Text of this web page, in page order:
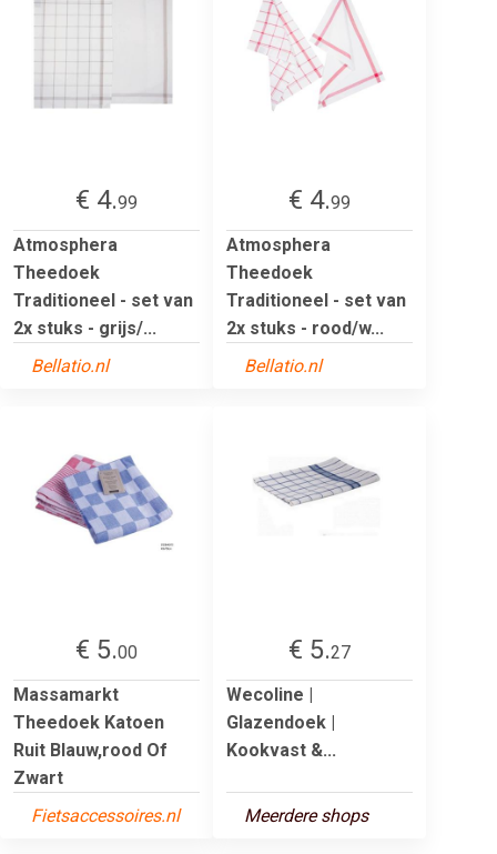
€ 4.99
Atmosphera
Theedoek
Traditioneel - set van
2x stuks - grijs/...
Bellatio.nl
€ 4.99
Atmosphera
Theedoek
Traditioneel - set van
2x stuks - rood/w...
Bellatio.nl
€ 5.00
Massamarkt
Theedoek Katoen
Ruit Blauw,rood Of
Zwart
Fietsaccessoires.nl
€ 5.27
Wecoline |
Glazendoek |
Kookvast &...
Meerdere shops